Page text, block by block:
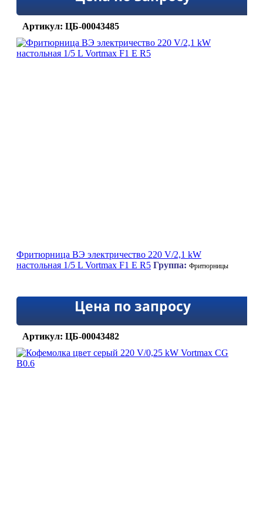
Артикул: ЦБ-00043485
Фритюрница ВЭ электричество 220 V/2,1 kW
настольная 1/5 L Vortmax F1 Е R5 Группа: Фритюрницы
Цена по запросу
Артикул: ЦБ-00043482